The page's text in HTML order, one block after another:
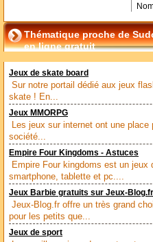
Thématique proche de
en ligne gratuit
Jeux de skate board
Sur notre portail dédié aux jeux
skate ! En...
Jeux MMORPG
Les jeux sur internet ont une place
société...
Empire Four Kingdoms - Astuces
Empire Four kingdoms est un jeux
smartphone, tablette et pc....
Jeux Barbie gratuits sur Jeux-Blog.fr
Jeux-Blog.fr offre un très grand
pour les petits que...
Jeux de sport